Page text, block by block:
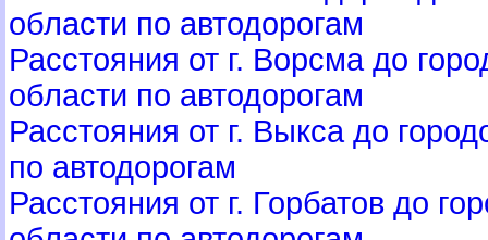
области по автодорогам
Расстояния от г. Ворсма до
области по автодорогам
Расстояния от г. Выкса до
по автодорогам
Расстояния от г. Горбатов до